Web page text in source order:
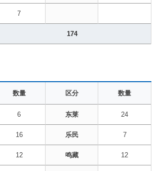
174
7
数量 区分 数量
6 东莱 24
16 乐民 7
12 鸣藏 12